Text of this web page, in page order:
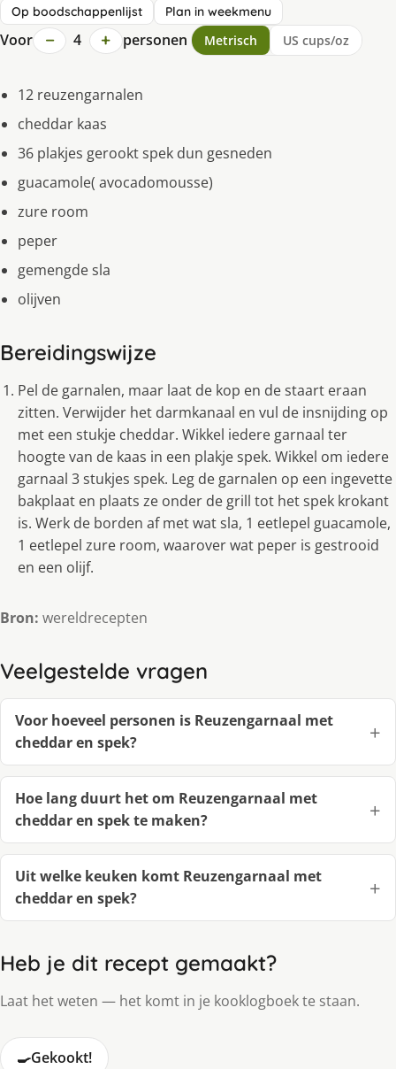
Op boodschappenlijst Plan in weekmenu
Voor − 4 + personen Metrisch US cups/oz
12 reuzengarnalen
cheddar kaas
36 plakjes gerookt spek dun gesneden
guacamole( avocadomousse)
zure room
peper
gemengde sla
olijven
Bereidingswijze
Pel de garnalen, maar laat de kop en de staart eraan
zitten. Verwijder het darmkanaal en vul de insnijding op
met een stukje cheddar. Wikkel iedere garnaal ter
hoogte van de kaas in een plakje spek. Wikkel om iedere
garnaal 3 stukjes spek. Leg de garnalen op een ingevette
bakplaat en plaats ze onder de grill tot het spek krokant
is. Werk de borden af met wat sla, 1 eetlepel guacamole,
1 eetlepel zure room, waarover wat peper is gestrooid
en een olijf.
Bron: wereldrecepten
Veelgestelde vragen
Voor hoeveel personen is Reuzengarnaal met
cheddar en spek?
Hoe lang duurt het om Reuzengarnaal met
cheddar en spek te maken?
Uit welke keuken komt Reuzengarnaal met
cheddar en spek?
Heb je dit recept gemaakt?
Laat het weten — het komt in je kooklogboek te staan.
🍳Gekookt!